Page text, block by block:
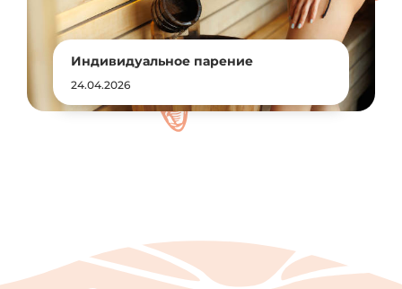
Индивидуальное парение
24.04.2026